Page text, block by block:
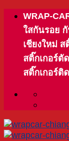
Skip
content
WRAP-
ใสกันรอย
เชียงใหม่
สติ๊กเกอร์ตั
สติ๊กเกอร์ติ